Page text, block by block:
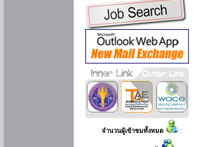
จำนวนผู้เข้าชมทั้งหมด :